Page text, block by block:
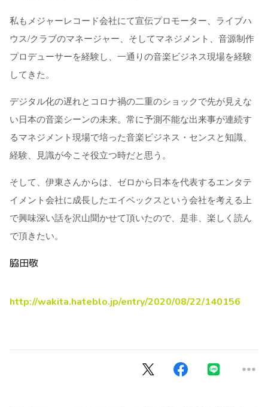
私もメジャーレコード会社にて宣伝プロモーター、ライブハ
ウス/クラブのマネージャー、そしてマネジメント、音源制作
プロデューサーを経験し、一通りの音楽ビジネス現場を経験
してきた。
デジタル化の遅れとコロナ禍の二重のショックで先が見えな
い日本の音楽シーンの未来。常に予測不能な出来事が連続す
るマネジメント現場で培った音楽ビジネス・センスと知識、
経験、見識が今こそ役立つ時だと思う。
そして、伊東さんからは、ゼロから日本を代表するエンタテ
イメント会社に成長したエイベックスという会社を考える上
で興味深い話を沢山聞かせて頂いたので、是非、楽しく読ん
で頂きたい。
脇田敬
http://wakita.hateblo.jp/entry/2020/08/22/140156